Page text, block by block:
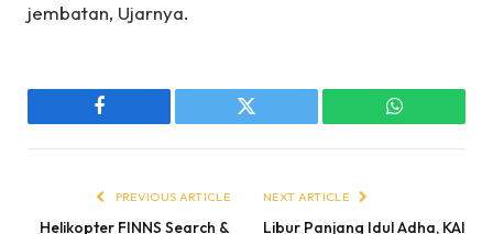
jembatan, Ujarnya.
Facebook Twitter WhatsApp
PREVIOUS ARTICLE
Helikopter FINNS Search &
NEXT ARTICLE
Libur Panjang Idul Adha, KAI